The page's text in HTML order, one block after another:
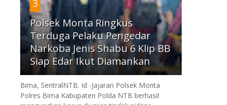
3
Polsek Monta Ringkus
Terduga Pelaku Pengedar
Narkoba Jenis Shabu 6 Klip BB
Siap Edar Ikut Diamankan
Bima, SentralNTB. Id -Jajaran Polsek Monta
Polres Bima Kabupaten Polda NTB berhasil